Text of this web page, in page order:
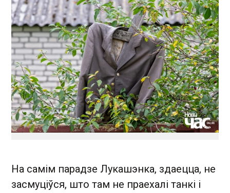
На самім парадзе Лукашэнка, здаецца, не
засмуціўся, што там не праехалі танкі і